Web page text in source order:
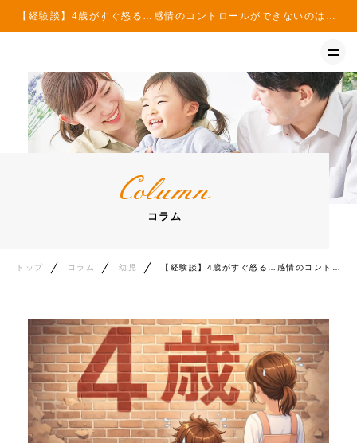
【経験談】4歳がすぐ怒る…感情のコントロールができないのは発達障害じゃない - ぴこはな子育て情報サイト | ぴこはな子育て情報サイト
トップ
イベント
コラム
ニュース
Column
コラム
トップ コラム 幼児